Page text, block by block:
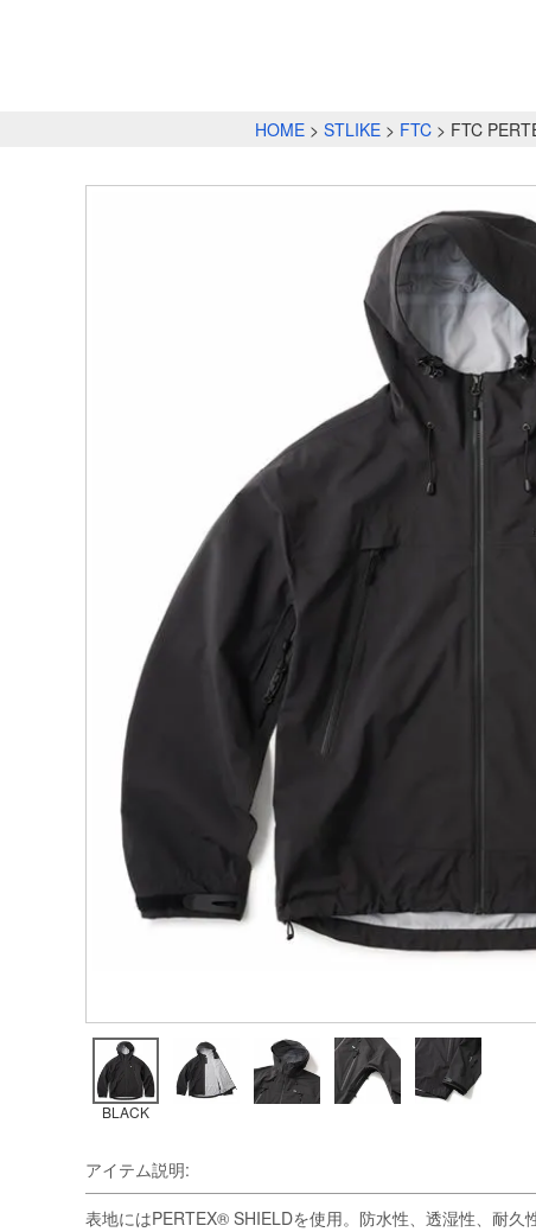
HOME STLIKE FTC FTC
BLACK
アイテム説明:
表地にはPERTEX® SHIELDを使用。防水性、透湿性、耐久